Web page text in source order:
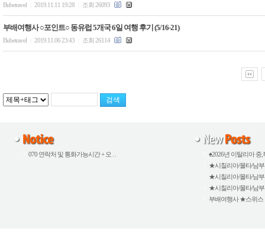
Bubetravel 2019.11.11 19:28 조회 26093
부배여행사 ○포인트○ 동유럽 5개국 6일 여행 후기 (5/16-21)
Bubetravel 2019.11.06 23:43 조회 26114
♠2026년 이탈리아 중,
★시칠리아/몰타/남
★시칠리아/몰타/남
★시칠리아/몰타/남
부배여행사 ★스위스
070 연락처 및 통화가능시간 + 오 . .